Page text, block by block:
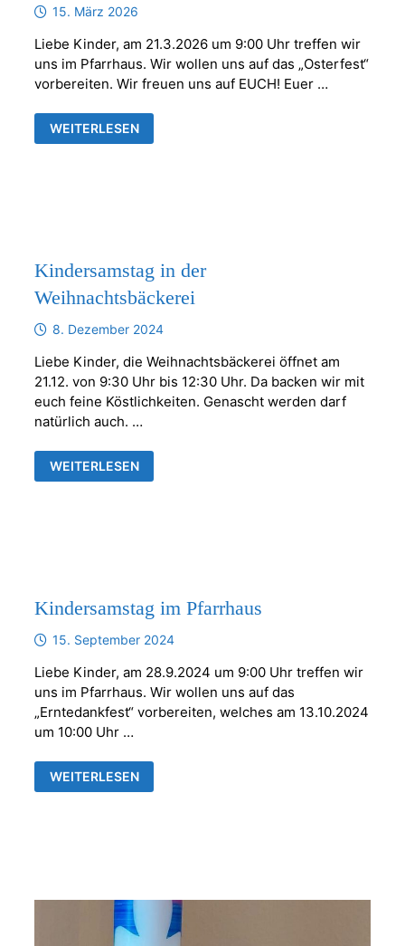
15. März 2026
Liebe Kinder, am 21.3.2026 um 9:00 Uhr treffen wir
uns im Pfarrhaus. Wir wollen uns auf das „Osterfest“
vorbereiten. Wir freuen uns auf EUCH! Euer …
KOMM
INS
PFARRHAUS!
WEITERLESEN
Kindersamstag in der
Weihnachtsbäckerei
8. Dezember 2024
Liebe Kinder, die Weihnachtsbäckerei öffnet am
21.12. von 9:30 Uhr bis 12:30 Uhr. Da backen wir mit
euch feine Köstlichkeiten. Genascht werden darf
natürlich auch. …
KINDERSAMSTAG
IN
DER
WEITERLESEN
Kindersamstag im Pfarrhaus
15. September 2024
Liebe Kinder, am 28.9.2024 um 9:00 Uhr treffen wir
uns im Pfarrhaus. Wir wollen uns auf das
„Erntedankfest“ vorbereiten, welches am 13.10.2024
um 10:00 Uhr …
KINDERSAMSTAG
IM
PFARRHAUS
WEITERLESEN